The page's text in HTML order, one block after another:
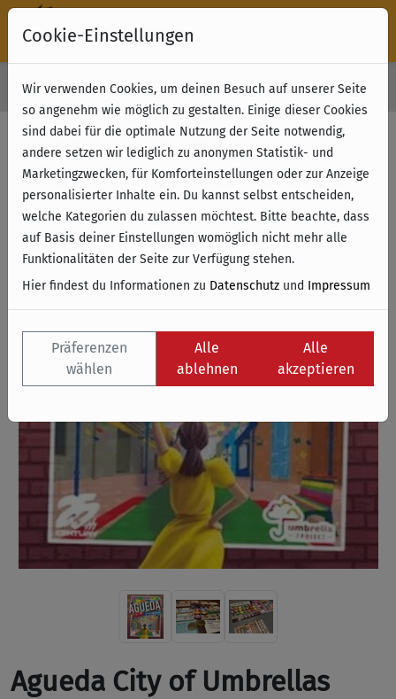
Kostenloser Versand & Retoure ab 49 € (innerhalb Deutschlands)
Agueda City of Umbrellas
Cookie-Einstellungen
Wir verwenden Cookies, um deinen Besuch auf unserer Seite
so angenehm wie möglich zu gestalten. Einige dieser Cookies
sind dabei für die optimale Nutzung der Seite notwendig,
andere setzen wir lediglich zu anonymen Statistik- und
Marketingzwecken, für Komforteinstellungen oder zur Anzeige
personalisierter Inhalte ein. Du kannst selbst entscheiden,
welche Kategorien du zulassen möchtest. Bitte beachte, dass
auf Basis deiner Einstellungen womöglich nicht mehr alle
Funktionalitäten der Seite zur Verfügung stehen.
Hier findest du Informationen zu Datenschutz und Impressum
Präferenzen
wählen
Alle
ablehnen
Alle
akzeptieren